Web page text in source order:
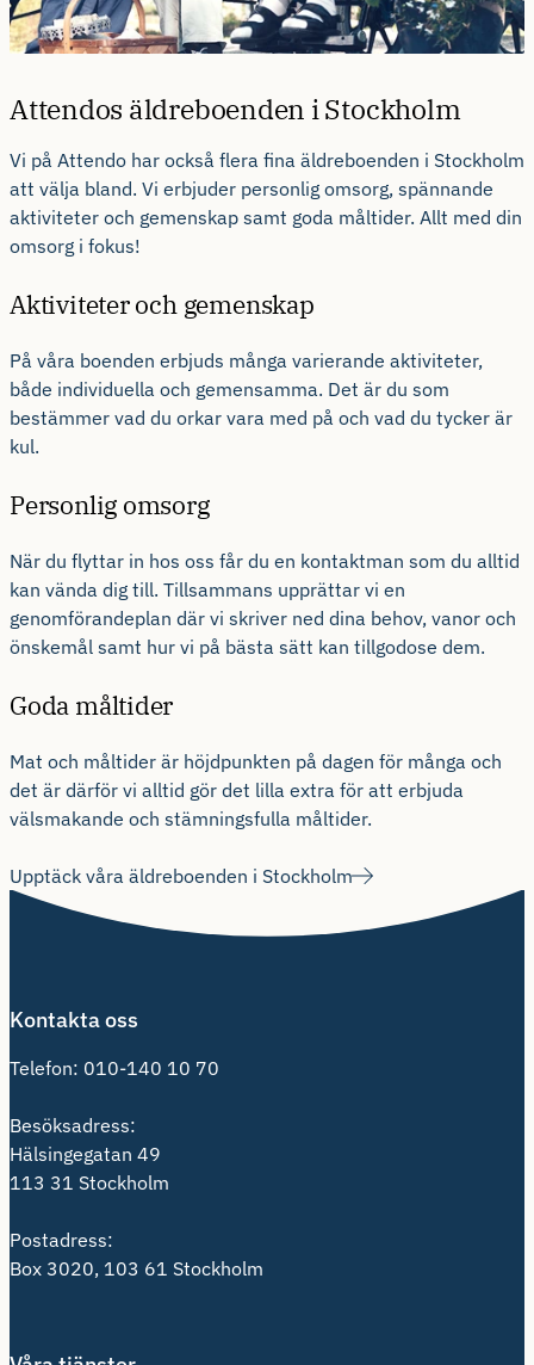
Attendos äldreboenden i Stockholm
Vi på Attendo har också flera fina äldreboenden i Stockholm
att välja bland. Vi erbjuder personlig omsorg, spännande
aktiviteter och gemenskap samt goda måltider. Allt med din
omsorg i fokus!
Aktiviteter och gemenskap
På våra boenden erbjuds många varierande aktiviteter,
både individuella och gemensamma. Det är du som
bestämmer vad du orkar vara med på och vad du tycker är
kul.
Personlig omsorg
När du flyttar in hos oss får du en kontaktman som du alltid
kan vända dig till. Tillsammans upprättar vi en
genomförandeplan där vi skriver ned dina behov, vanor och
önskemål samt hur vi på bästa sätt kan tillgodose dem.
Goda måltider
Mat och måltider är höjdpunkten på dagen för många och
det är därför vi alltid gör det lilla extra för att erbjuda
välsmakande och stämningsfulla måltider.
Upptäck våra äldreboenden i Stockholm
Kontakta oss
Telefon: 010-140 10 70
Besöksadress:
Hälsingegatan 49
113 31 Stockholm
Postadress:
Box 3020, 103 61 Stockholm